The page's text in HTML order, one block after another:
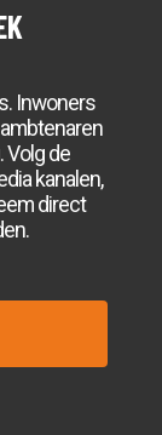
Inwoners
Volg de
kanalen,
direct